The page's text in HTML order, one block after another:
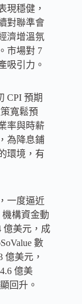
現穩健，
對聯準會
濟增溫氛
市場對 7
吸引力。
CPI 預期
寬鬆預
率與時薪
為降息鋪
環境，有
一度逼近
機構資金動
億美元，成
數
億美元，
億美
回升。